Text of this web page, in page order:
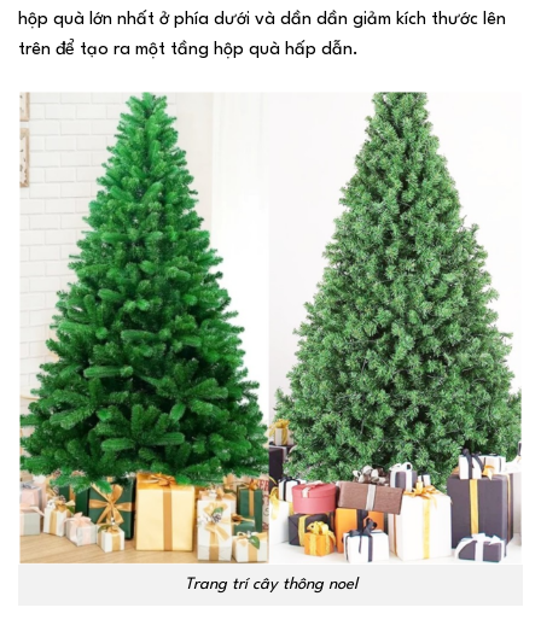
hộp quà lớn nhất ở phía dưới và dần dần giảm kích thước lên
trên để tạo ra một tầng hộp quà hấp dẫn.
Trang trí cây thông noel